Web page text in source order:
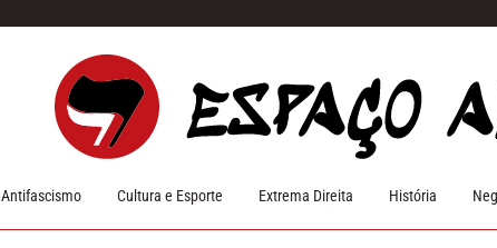
Antifascismo Cultura e Esporte Extrema Direita História